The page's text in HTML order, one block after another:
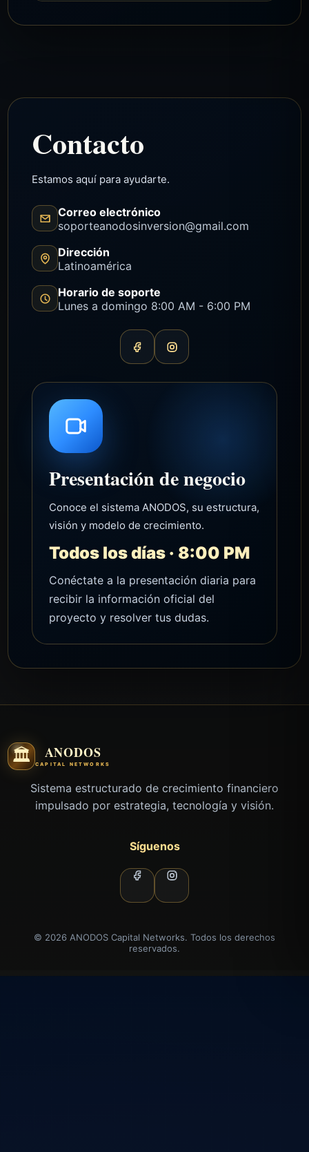
claridad operativa y estructura de pagos
Contacto
Estamos aquí para ayudarte.
Correo electrónico
soporteanodosinversion@gmail.com
Dirección
Latinoamérica
Horario de soporte
Lunes a domingo 8:00 AM - 6:00 PM
Presentación de negocio
Conoce el sistema ANODOS, su estructura,
visión y modelo de crecimiento.
Todos los días · 8:00 PM
Conéctate a la presentación diaria para
recibir la información oficial del
proyecto y resolver tus dudas.
🏛️ ANODOS
CAPITAL NETWORKS
Sistema estructurado de crecimiento financiero
impulsado por estrategia, tecnología y visión.
Síguenos
© 2026 ANODOS Capital Networks. Todos los derechos
reservados.